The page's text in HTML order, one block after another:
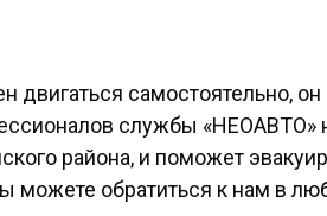
двигаться самостоятельно,
службы «НЕОАВТО»
района, и поможет
можете обратиться к нам в